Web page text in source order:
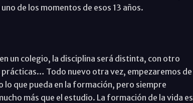
de los momentos de esos 13 años.
un colegio, la disciplina será distinta, con otro
Todo nuevo otra vez, empezaremos de
que pueda en la formación, pero siempre
más que el estudio. La formación de la vida es